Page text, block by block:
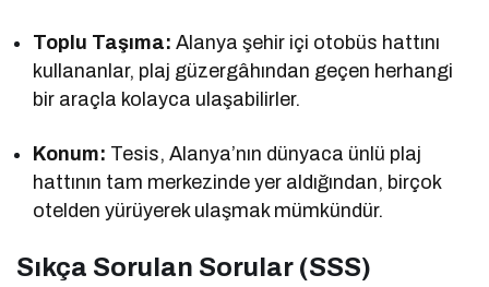
Toplu Taşıma: Alanya şehir içi otobüs hattını
kullananlar, plaj güzergâhından geçen herhangi
bir araçla kolayca ulaşabilirler.
Konum: Tesis, Alanya’nın dünyaca ünlü plaj
hattının tam merkezinde yer aldığından, birçok
otelden yürüyerek ulaşmak mümkündür.
Sıkça Sorulan Sorular (SSS)